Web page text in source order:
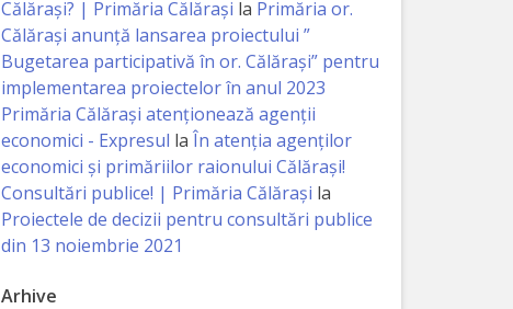
Călărași? | Primăria Călărași la Primăria or.
Călărași anunță lansarea proiectului ”
Bugetarea participativă în or. Călărași” pentru
implementarea proiectelor în anul 2023
Primăria Călăraşi atenţionează agenţii
economici - Expresul la În atenția agenților
economici și primăriilor raionului Călărași!
Consultări publice! | Primăria Călărași la
Proiectele de decizii pentru consultări publice
din 13 noiembrie 2021
Arhive